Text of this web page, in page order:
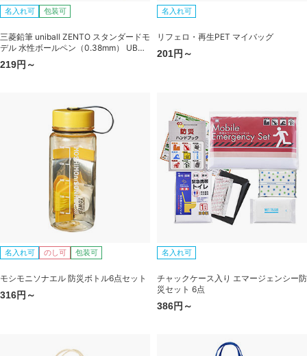
名入れ可 包装可
三菱鉛筆 uniball ZENTO スタンダードモ
デル 水性ボールペン（0.38mm） UBN-
ZSC-38
219円～
名入れ可
リフェロ・再生PET マイバッグ
201円～
名入れ可 のし可 包装可
モシモニソナエル 防災ボトル6点セット
316円～
名入れ可
チャックケース入り エマージェンシー防
災セット 6点
386円～